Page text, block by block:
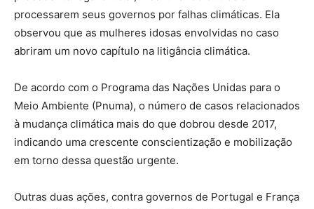
processarem seus governos por falhas climáticas. Ela
observou que as mulheres idosas envolvidas no caso
abriram um novo capítulo na litigância climática.
De acordo com o Programa das Nações Unidas para o
Meio Ambiente (Pnuma), o número de casos relacionados
à mudança climática mais do que dobrou desde 2017,
indicando uma crescente conscientização e mobilização
em torno dessa questão urgente.
Outras duas ações, contra governos de Portugal e França